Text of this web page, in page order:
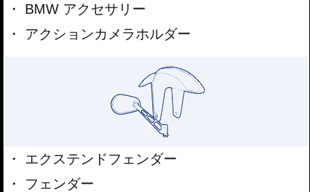
BMW アクセサリー
アクションカメラホルダー
エクステンドフェンダー
フェンダー